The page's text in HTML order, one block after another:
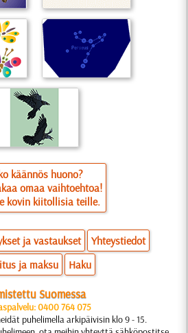
käännös huono?
omaa vaihtoehtoa!
kovin kiitollisia teille.
ja vastaukset
Yhteystiedot
ja maksu
Haku
Suomessa
0400 764 075
puhelimella arkipäivisin klo 9 - 15.